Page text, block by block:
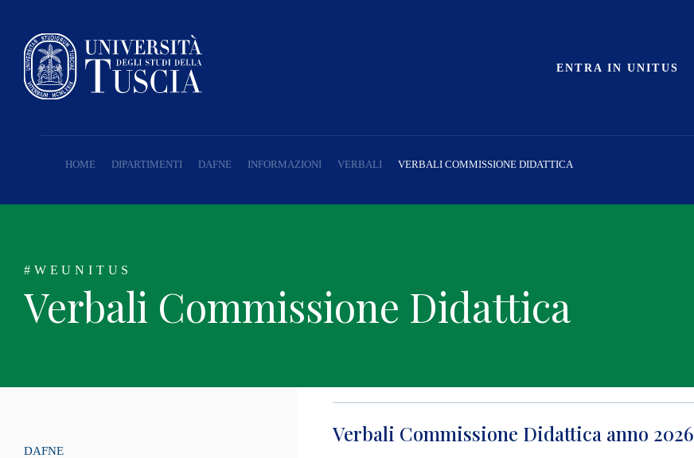
ENTRA IN UNITUS
HOME DIPARTIMENTI DAFNE INFORMAZIONI VERBALI VERBALI COMMISSIONE DIDATTICA
#WEUNITUS
Verbali Commissione Didattica
DAFNE
Verbali Commissione Didattica anno 2026